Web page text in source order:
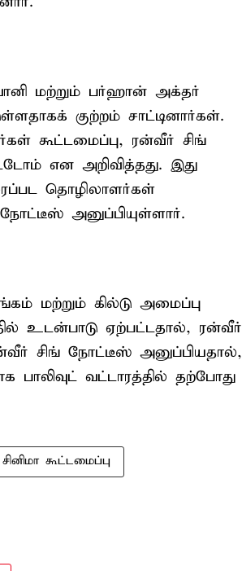
மற்றும் பர்ஹான் அக்தர்
குற்றம் சாட்டினார்கள்.
கூட்டமைப்பு, ரன்வீர் சிங்
என அறிவித்தது. இது
தொழிலாளர்கள்
நோட்டீஸ் அனுப்பியுள்ளார்.
மற்றும் கில்டு அமைப்பு
உடன்பாடு ஏற்பட்டதால், ரன்வீர்
சிங் நோட்டீஸ் அனுப்பியதால்,
பாலிவுட் வட்டாரத்தில் தற்போது
சினிமா கூட்டமைப்பு